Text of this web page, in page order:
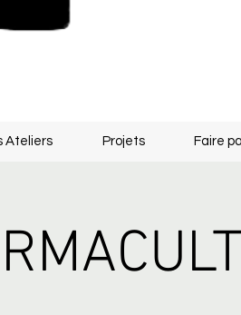
Ateliers Projets Faire